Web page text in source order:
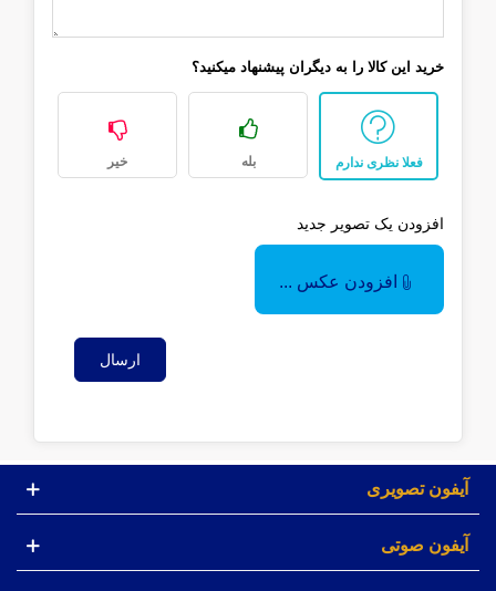
خرید این کالا را به دیگران پیشنهاد میکنید؟
فعلا نظری ندارم بله خیر
افزودن یک تصویر جدید
افزودن عکس ...
ارسال
آیفون تصویری
آیفون صوتی